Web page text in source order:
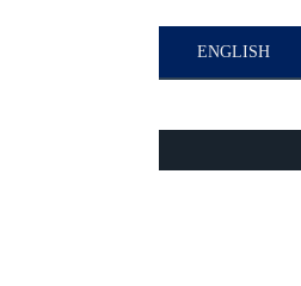
ENGLISH